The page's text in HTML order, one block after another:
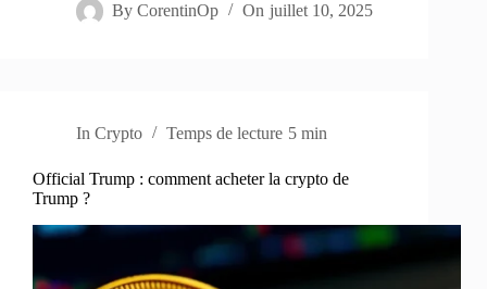
By CorentinOp On juillet 10, 2025
In Crypto Temps de lecture 5 min
Official Trump : comment acheter la crypto de
Trump ?